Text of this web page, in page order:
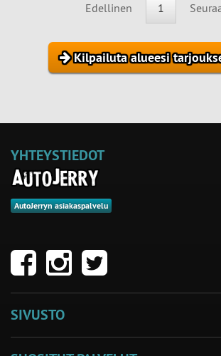
Edellinen 1
Kilpailuta alueesi
YHTEYSTIEDOT
AutoJerryn asiakaspalvelu
SIVUSTO